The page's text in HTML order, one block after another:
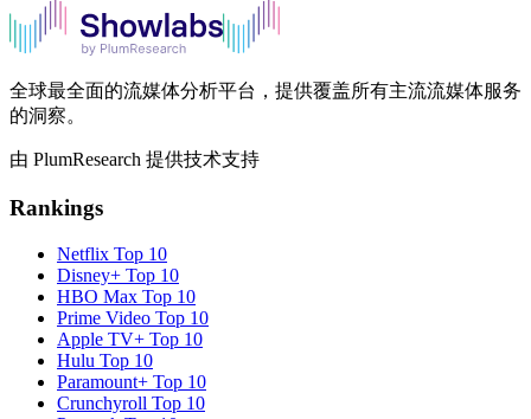
全球最全面的流媒体分析平台，提供覆盖所有主流流媒体服务
的洞察。
由 PlumResearch 提供技术支持
Rankings
Netflix Top 10
Disney+ Top 10
HBO Max Top 10
Prime Video Top 10
Apple TV+ Top 10
Hulu Top 10
Paramount+ Top 10
Crunchyroll Top 10